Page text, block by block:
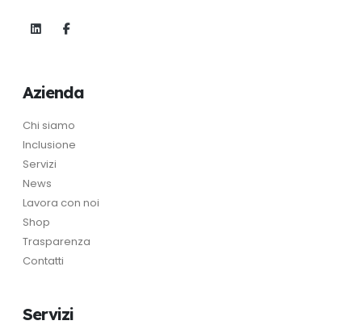
Azienda
Chi siamo
Inclusione
Servizi
News
Lavora con noi
Shop
Trasparenza
Contatti
Servizi